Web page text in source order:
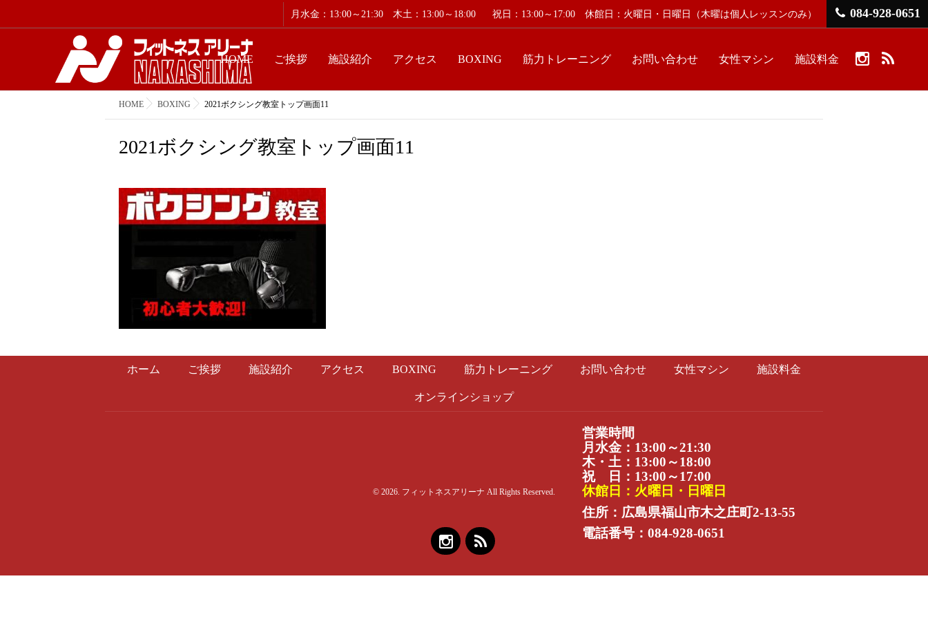
月水金：13:00～21:30 木土：13:00～18:00 祝日：13:00～17:00 休館日：火曜日・日曜日 （木曜は個人レッスンのみ） 084-928-0651
HOME ご挨拶 施設紹介 アクセス BOXING 筋力トレーニング お問い合わせ 女性マシン 施設料金
HOME BOXING 2021ボクシング教室トップ画面11
2021ボクシング教室トップ画面11
ホーム ご挨拶 施設紹介 アクセス BOXING 筋力トレーニング お問い合わせ 女性マシン 施設料金
オンラインショップ
営業時間
月水金：13:00～21:30
木・土：13:00～18:00
祝 日：13:00～17:00
休館日：火曜日・日曜日
住所：広島県福山市木之庄町2-13-55
電話番号：084-928-0651
© 2026. フィットネスアリーナ All Rights Reserved.